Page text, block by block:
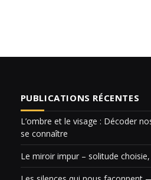
PUBLICATIONS RÉCENTES
L’ombre et le visage : Décoder
se connaître
Le miroir impur – solitude